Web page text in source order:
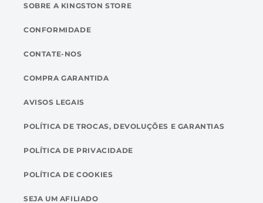
SOBRE A KINGSTON STORE
CONFORMIDADE
CONTATE-NOS
COMPRA GARANTIDA
AVISOS LEGAIS
POLÍTICA DE TROCAS, DEVOLUÇÕES E GARANTIAS
POLÍTICA DE PRIVACIDADE
POLÍTICA DE COOKIES
SEJA UM AFILIADO